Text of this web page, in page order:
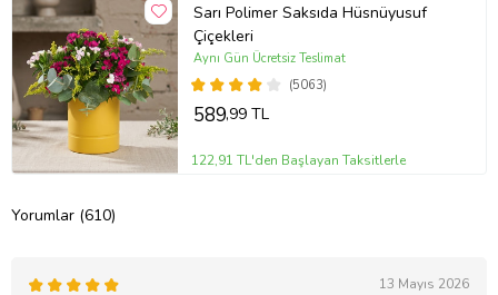
Sarı Polimer Saksıda Hüsnüyusuf
Çiçekleri
(5063)
Aynı Gün Ücretsiz Teslimat
589,99 TL
122,91 TL'den Başlayan Taksitlerle
Yorumlar (610)
13 Mayıs 2026